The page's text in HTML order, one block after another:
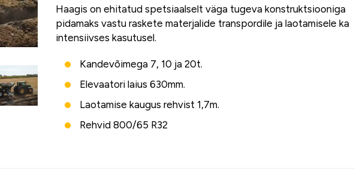
Haagis on ehitatud spetsiaalselt väga tugeva konstruktsiooniga
pidamaks vastu raskete materjalide transpordile ja laotamisele ka
intensiivses kasutusel.
Kandevõimega 7, 10 ja 20t.
Elevaatori laius 630mm.
Laotamise kaugus rehvist 1,7m.
Rehvid 800/65 R32